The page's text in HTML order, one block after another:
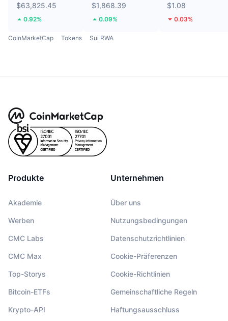
$63,825.45
0.92%
$1,868.39
0.09%
$1.08
0.03%
CoinMarketCap Tokens Sui RWA
Produkte
Akademie
Werben
CMC Labs
CMC Max
Top-Storys
Bitcoin-ETFs
Krypto-API
Unternehmen
Über uns
Nutzungsbedingungen
Datenschutzrichtlinien
Cookie-Präferenzen
Cookie-Richtlinien
Gemeinschaftliche Regeln
Haftungsausschluss